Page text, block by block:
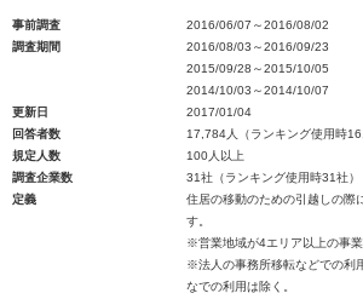
事前調査
2016/06/07～2016/08/02
調査期間
2016/08/03～2016/09/23
2015/09/28～2015/10/05
2014/10/03～2014/10/07
更新日
2017/01/04
回答者数
17,784人（ランキング使用時
規定人数
100人以上
調査企業数
31社（ランキング使用時31社）
定義
住居の移動のための引越しの際
す。
※営業地域が4エリア以上の事業
※法人の事務所移転などでの利
なでの利用は除く。